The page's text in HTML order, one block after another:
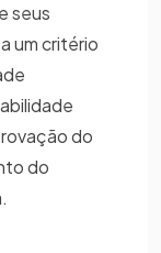
seus
um critério
do
do